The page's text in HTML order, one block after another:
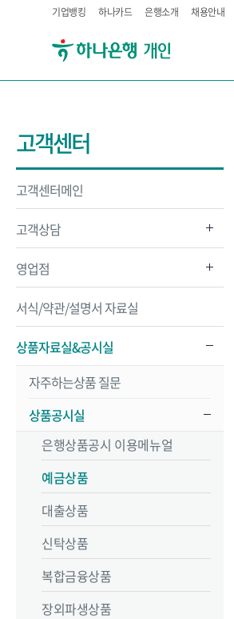
기업뱅킹 하나카드 은행소개 채용안내
고객센터
고객센터메인
고객상담
영업점
서식/약관/설명서 자료실
상품자료실&공시실
자주하는상품 질문
상품공시실
은행상품공시 이용메뉴얼
예금상품
대출상품
신탁상품
복합금융상품
장외파생상품